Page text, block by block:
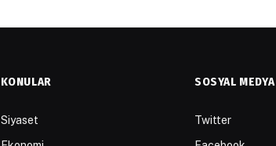
KONULAR
Siyaset
SOSYAL MEDYA
Twitter